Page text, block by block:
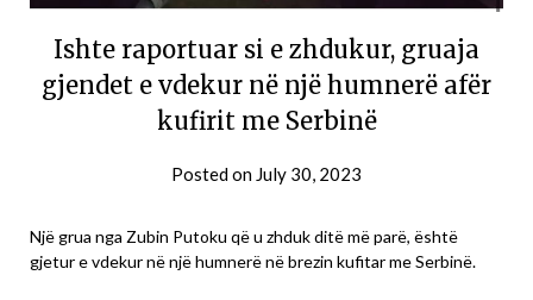
Ishte raportuar si e zhdukur, gruaja
gjendet e vdekur në një humnerë afër
kufirit me Serbinë
Posted on July 30, 2023
Një grua nga Zubin Putoku që u zhduk ditë më parë, është
gjetur e vdekur në një humnerë në brezin kufitar me Serbinë.